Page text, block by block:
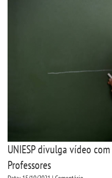
BIBLIOTECA
UNIESP divulga vídeo
Professores